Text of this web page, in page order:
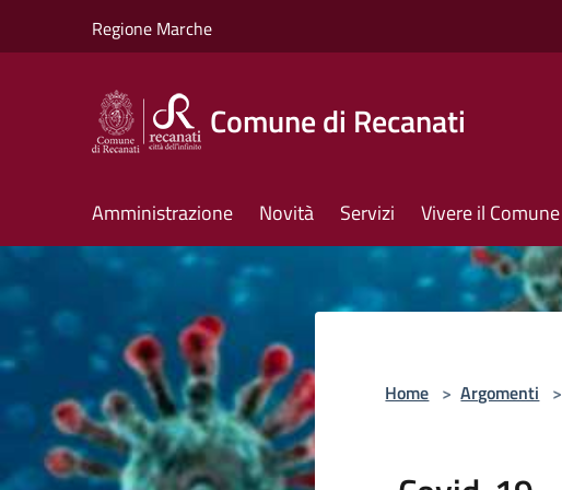
Regione Marche
Comune di Recanati
Amministrazione Novità Servizi Vivere il Comune
Home > Argomenti >